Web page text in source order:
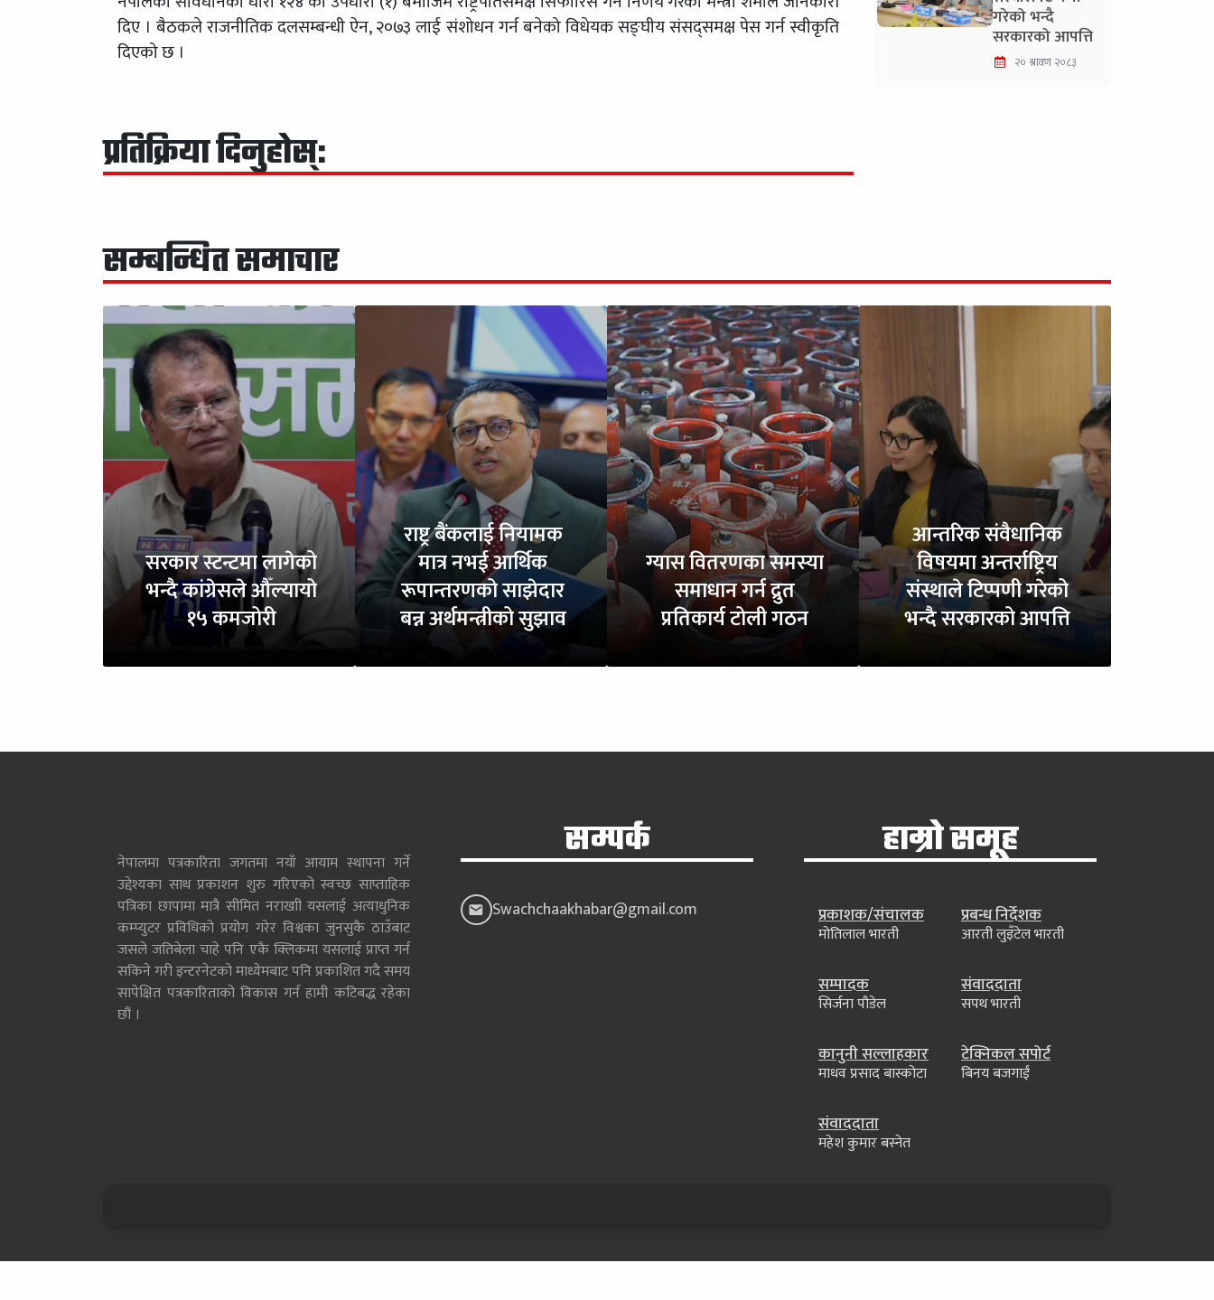
दिए । बैठकले राजनीतिक दलसम्बन्धी ऐन, २०७३ लाई संशोधन गर्न बनेको विधेयक सङ्घीय संसद्समक्ष पेस गर्न स्वीकृति
दिएको छ ।
प्रतिक्रिया दिनुहोस्:
गरेको भन्दै
सरकारको आपत्ति
२० श्रावण २०८३
सम्बन्धित समाचार
सरकार स्टन्टमा लागेको
भन्दै कांग्रेसले औँल्यायो
१५ कमजोरी
राष्ट्र बैंकलाई नियामक
मात्र नभई आर्थिक
रूपान्तरणको साझेदार
बन्न अर्थमन्त्रीको सुझाव
ग्यास वितरणका समस्या
समाधान गर्न द्रुत
प्रतिकार्य टोली गठन
आन्तरिक संवैधानिक
विषयमा अन्तर्राष्ट्रिय
संस्थाले टिप्पणी गरेको
भन्दै सरकारको आपत्ति
नेपालमा पत्रकारिता जगतमा नयाँ आयाम स्थापना गर्ने
उद्देश्यका साथ प्रकाशन शुरु गरिएको स्वच्छ साप्ताहिक
पत्रिका छापामा मात्रै सीमित नराखाी यसलाई अत्याधुनिक
कम्प्युटर प्रविधिको प्रयोग गरेर विश्वका जुनसुकै ठाउँबाट
जसले जतिबेला चाहे पनि एकै क्लिकमा यसलाई प्राप्त गर्न
सकिने गरी इन्टरनेटको माध्येमबाट पनि प्रकाशित गदै समय
सापेक्षित पत्रकारिताको विकास गर्न हामी कटिबद्ध रहेका
छौं ।
सम्पर्क
Swachchaakhabar@gmail.com
हाम्रो समूह
प्रकाशक/संचालक
मोतिलाल भारती
प्रबन्ध निर्देशक
आरती लुइँटेल भारती
सम्पादक
सिर्जना पौडेल
संवाददाता
सपथ भारती
कानुनी सल्लाहकार
माधव प्रसाद बास्कोटा
टेक्निकल सपोर्ट
बिनय बजगाईं
संवाददाता
महेश कुमार बस्नेत